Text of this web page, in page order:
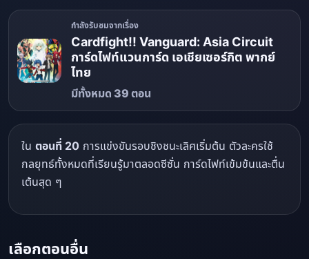
กำลังรับชมจากเรื่อง
Cardfight!! Vanguard: Asia Circuit
การ์ดไฟท์แวนการ์ด เอเชียเซอร์กิต พากย์
ไทย
มีทั้งหมด 39 ตอน
ใน ตอนที่ 20 การแข่งขันรอบชิงชนะเลิศเริ่มต้น ตัวละครใช้
กลยุทธ์ทั้งหมดที่เรียนรู้มาตลอดซีซั่น การ์ดไฟท์เข้มข้นและตื่น
เต้นสุด ๆ
เลือกตอนอื่น